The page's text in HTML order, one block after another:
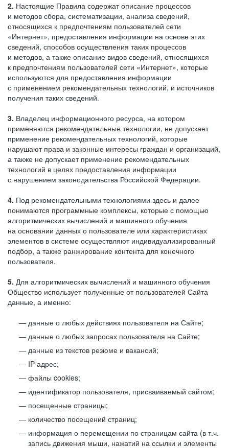
2. Настоящие Правила содержат описание процессов
и методов сбора, систематизации, анализа сведений,
относящихся к предпочтениям пользователей сети
«Интернет», предоставления информации на основе этих
сведений, способов осуществления таких процессов
и методов, а также описание видов сведений, относящихся
к предпочтениям пользователей сети «Интернет», которые
используются для предоставления информации
с применением рекомендательных технологий, и источников
получения таких сведений.
3. Владелец информационного ресурса, на котором
применяются рекомендательные технологии, не допускает
применение рекомендательных технологий, которые
нарушают права и законные интересы граждан и организаций,
а также не допускает применение рекомендательных
технологий в целях предоставления информации
с нарушением законодательства Российской Федерации.
4. Под рекомендательными технологиями здесь и далее
понимаются программные комплексы, которые с помощью
алгоритмических вычислений и машинного обучения
на основании данных о пользователе или характеристиках
элементов в системе осуществляют индивидуализированный
подбор, а также ранжирование контента для конечного
пользователя.
5. Для алгоритмических вычислений и машинного обучения
Общество использует полученные от пользователей Сайта
данные, а именно:
данные о любых действиях пользователя на Сайте;
данные о любых запросах пользователя на Сайте;
данные из текстов резюме и вакансий;
IP адрес;
файлы cookies;
идентификатор пользователя, присваиваемый сайтом;
посещенные страницы;
количество посещений страниц;
информация о перемещении по страницам сайта (в т.ч.
запись движения мыши, нажатий на ссылки и элементы